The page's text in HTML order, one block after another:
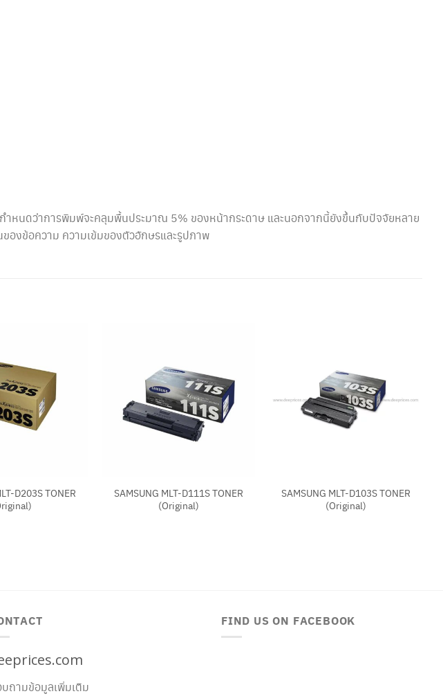
หนดว่าการพิมพ์จะคลุมพื้นประมาณ 5% ของหน้ากระดาษ และนอกจากนี้ยังขึ้นกับปัจจัยหลาย
องข้อความ ความเข้มของตัวอักษรและรูปภาพ
D203S TONER
SAMSUNG MLT-D111S TONER
(Original)
SAMSUNG MLT-D103S TONER
(Original)
ถามข้อมูลเพิ่มเติม
FIND US ON FACEBOOK